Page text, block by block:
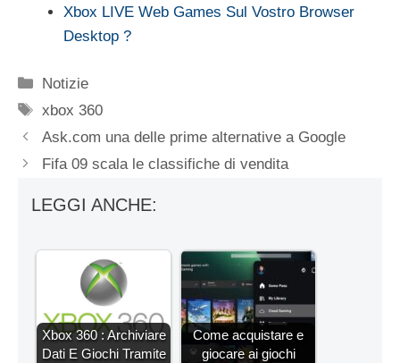
Xbox LIVE Web Games Sul Vostro Browser
Desktop ?
Categorie
Notizie
Tag
xbox 360
Ask.com una delle prime alternative a Google
Fifa 09 scala le classifiche di vendita
LEGGI ANCHE:
Xbox 360 : Archiviare
Dati E Giochi Tramite
Come acquistare e
giocare ai giochi